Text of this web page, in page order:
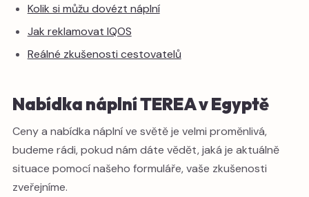
Kolik si můžu dovézt náplní
Jak reklamovat IQOS
Reálné zkušenosti cestovatelů
Nabídka náplní TEREA v Egyptě
Ceny a nabídka náplní ve světě je velmi proměnlivá,
budeme rádi, pokud nám dáte vědět, jaká je aktuálně
situace pomocí našeho formuláře, vaše zkušenosti
zveřejníme.